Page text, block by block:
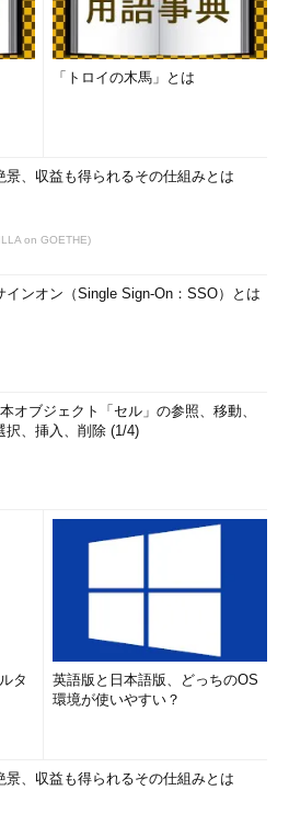
「トロイの木馬」とは
景、収益も得られるその仕組みとは
on GOETHE)
インオン（Single Sign-On：SSO）とは
オブジェクト「セル」の参照、移動、
択、挿入、削除 (1/4)
タ
英語版と日本語版、どっちのOS
環境が使いやすい？
景、収益も得られるその仕組みとは